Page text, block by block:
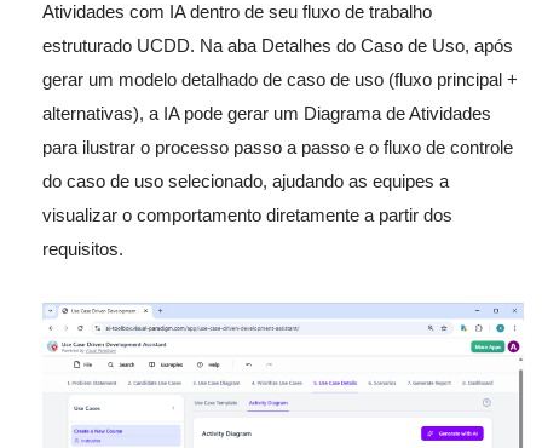
Atividades com IA dentro de seu fluxo de trabalho
estruturado UCDD. Na aba Detalhes do Caso de Uso, após
gerar um modelo detalhado de caso de uso (fluxo principal +
alternativas), a IA pode gerar um Diagrama de Atividades
para ilustrar o processo passo a passo e o fluxo de controle
do caso de uso selecionado, ajudando as equipes a
visualizar o comportamento diretamente a partir dos
requisitos.